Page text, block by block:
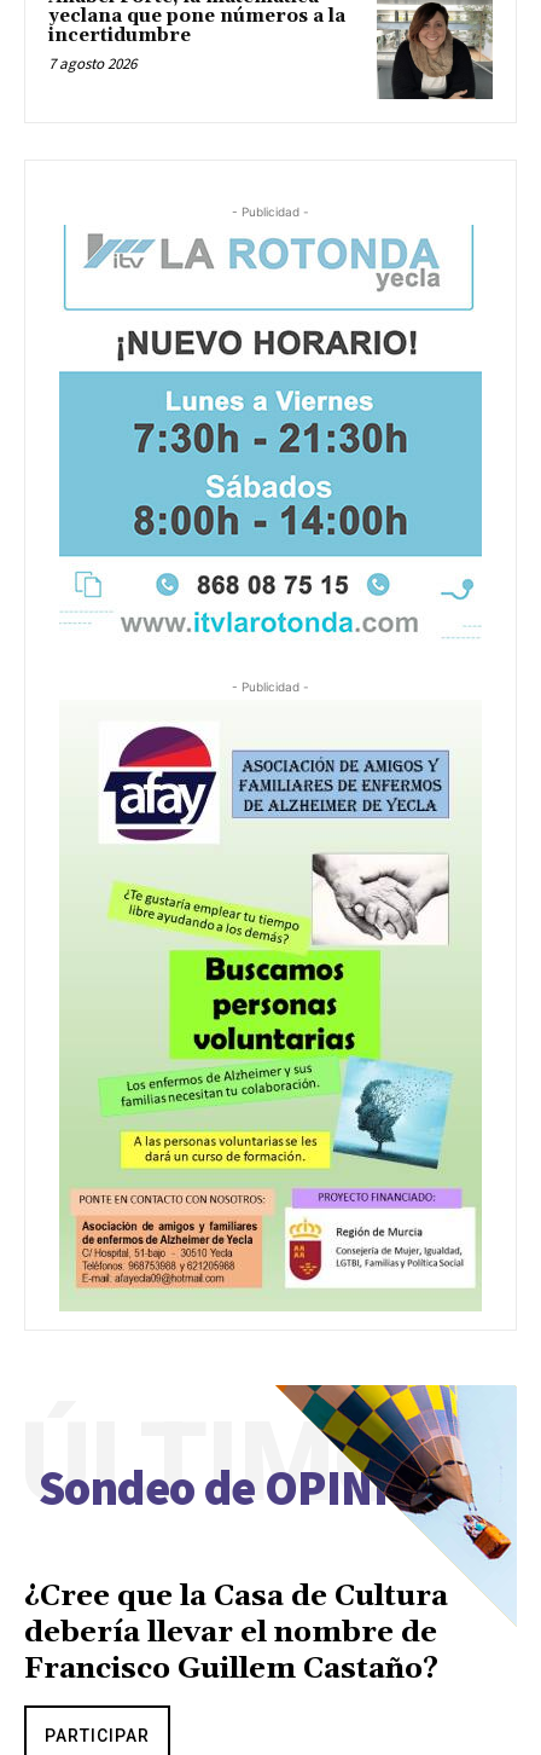
yeclana que pone números a la
incertidumbre
7 agosto 2026
- Publicidad -
- Publicidad -
Sondeo de OPINIÓN
ÚLTIMO
¿Cree que la Casa de Cultura
debería llevar el nombre de
Francisco Guillem Castaño?
PARTICIPAR